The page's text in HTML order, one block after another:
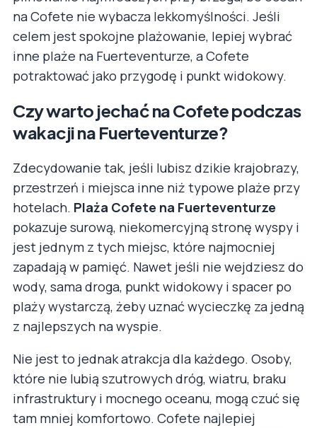
na Cofete nie wybacza lekkomyślności. Jeśli
celem jest spokojne plażowanie, lepiej wybrać
inne plaże na Fuerteventurze, a Cofete
potraktować jako przygodę i punkt widokowy.
Czy warto jechać na Cofete podczas
wakacji na Fuerteventurze?
Zdecydowanie tak, jeśli lubisz dzikie krajobrazy,
przestrzeń i miejsca inne niż typowe plaże przy
hotelach. Plaża Cofete na Fuerteventurze
pokazuje surową, niekomercyjną stronę wyspy i
jest jednym z tych miejsc, które najmocniej
zapadają w pamięć. Nawet jeśli nie wejdziesz do
wody, sama droga, punkt widokowy i spacer po
plaży wystarczą, żeby uznać wycieczkę za jedną
z najlepszych na wyspie.
Nie jest to jednak atrakcja dla każdego. Osoby,
które nie lubią szutrowych dróg, wiatru, braku
infrastruktury i mocnego oceanu, mogą czuć się
tam mniej komfortowo. Cofete najlepiej